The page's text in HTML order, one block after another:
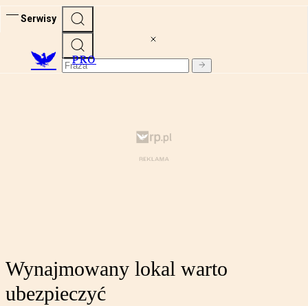
Serwisy
PRO
Wynajmowany lokal warto
ubezpieczyć